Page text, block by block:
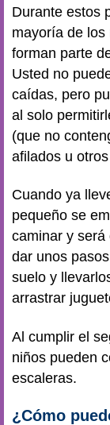
Durante estos
mayoría de los
forman parte
Usted no
caídas, pero
al solo
(que no
afilados u
Cuando ya
pequeño se
caminar y será
dar unos
suelo y
arrastrar
Al cumplir el
niños pueden
escaleras.
¿Cómo